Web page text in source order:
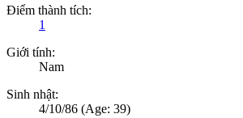
Điểm thành tích:
1
Giới tính:
Nam
Sinh nhật:
4/10/86 (Age: 39)